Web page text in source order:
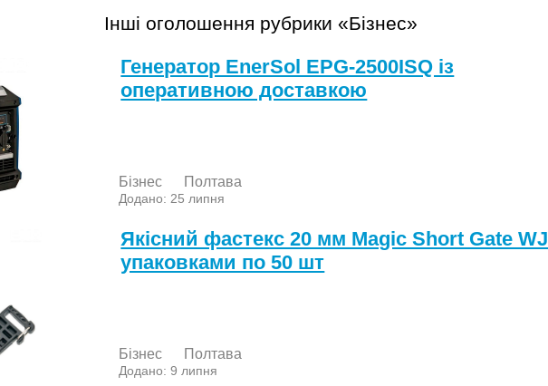
Інші оголошення рубрики «Бізнес»
Генератор EnerSol EPG-2500ISQ із
оперативною доставкою
Бізнес Полтава
Додано: 25 липня
Якісний фастекс 20 мм Magic Short Gate WJ
упаковками по 50 шт
Бізнес Полтава
Додано: 9 липня